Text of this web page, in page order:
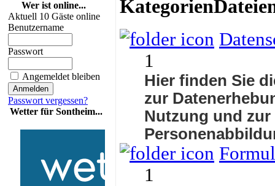
Wer ist online...
Aktuell 10 Gäste online
Benutzername
Passwort
Angemeldet bleiben
Passwort vergessen?
Wetter für Sontheim...
Kategorien
1
Hier finden Sie
zur
Nutzung und
1